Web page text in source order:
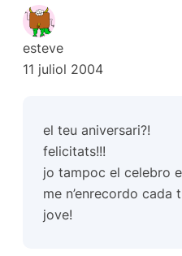
esteve
11 juliol 2004
el teu aniversari?!
felicitats!!!
jo tampoc el celebro
me n’enrecordo cada
jove!